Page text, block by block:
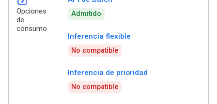
Opciones
de
consumo
Admitido
Inferencia flexible
No compatible
Inferencia de prioridad
No compatible